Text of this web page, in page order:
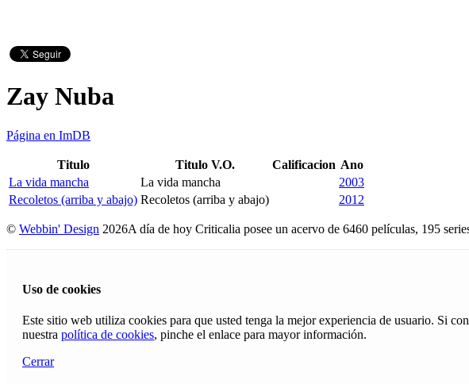
Zay Nuba
Página en ImDB
Titulo Titulo V.O. Calificacion Ano
La vida mancha
La vida mancha
2003
Recoletos (arriba y abajo) Recoletos (arriba y abajo) 2012
© Webbin' Design 2026A día de hoy Criticalia posee un acervo de 6460 películas, 195
Uso de cookies
Este sitio web utiliza cookies para que usted tenga la mejor experiencia de usuario. Si
nuestra política de cookies, pinche el enlace para mayor información.
Cerrar